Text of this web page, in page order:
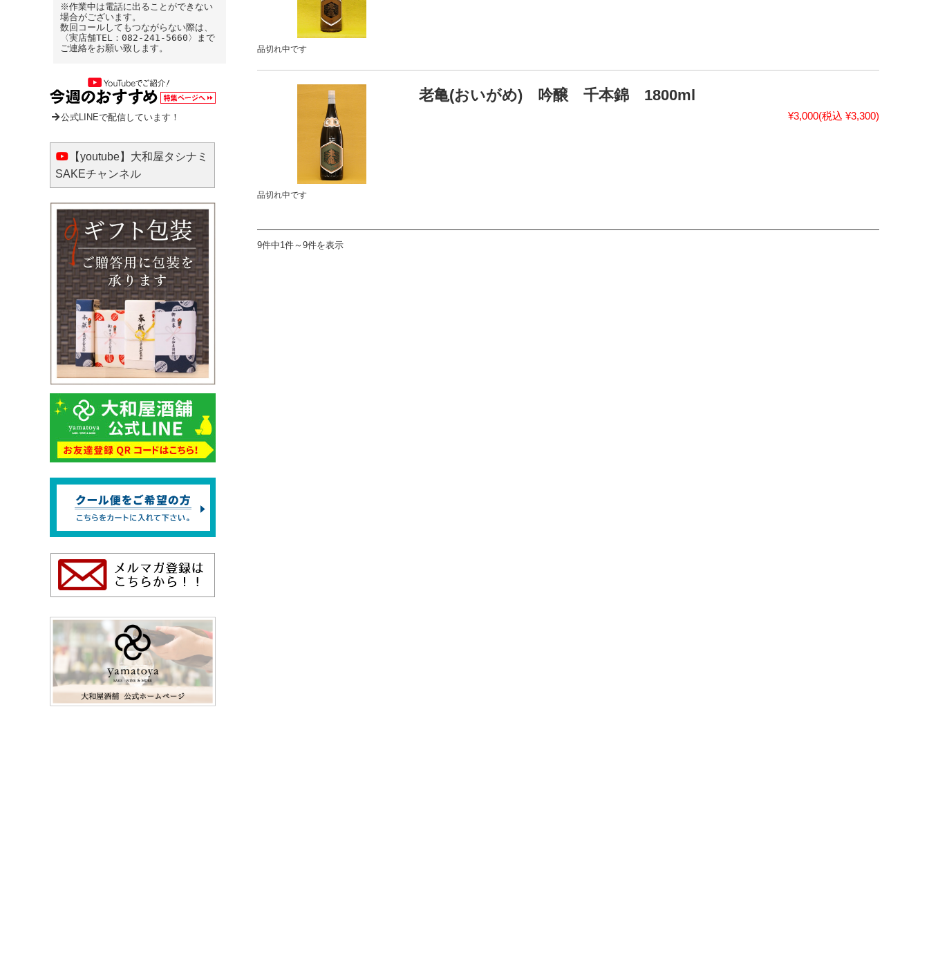
品切れ中です
品切れ中です
老亀(おいがめ) 吟醸 千本錦 1800ml
¥3,000(税込 ¥3,300)
9件中1件～9件を表示
※作業中は電話に出ることができない
場合がございます。
数回コールしてもつながらない際は、
〈実店舗TEL：082-241-5660〉まで
ご連絡をお願い致します。
公式LINEで配信しています！
【youtube】大和屋タシナミ
SAKEチャンネル